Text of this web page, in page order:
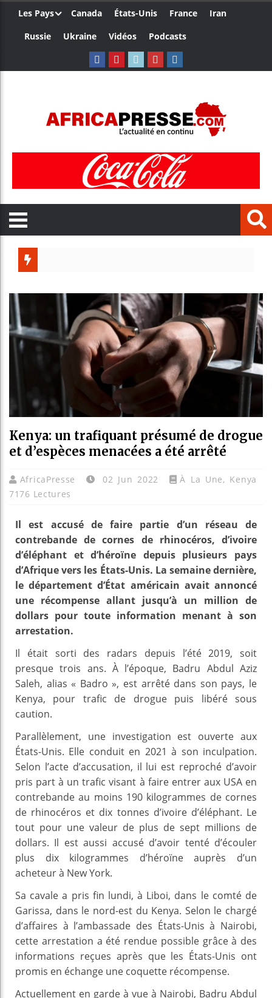
Les Pays Canada États-Unis France
Iran
Russie
Ukraine Vidéos Podcasts
Bénin
Kenya: un trafiquant présumé de drogue
et d’espèces menacées a été arrêté
AfricaPresse 02 Jun 2022 À La Une, Kenya
7176 Lectures
Il est accusé de faire partie d’un réseau de
contrebande de cornes de rhinocéros, d’ivoire
d’éléphant et d’héroïne depuis plusieurs pays
d’Afrique vers les États-Unis. La semaine dernière,
le département d’État américain avait annoncé
une récompense allant jusqu’à un million de
dollars pour toute information menant à son
arrestation.
Il était sorti des radars depuis l’été 2019, soit
presque trois ans. À l’époque, Badru Abdul Aziz
Saleh, alias « Badro », est arrêté dans son pays, le
Kenya, pour trafic de drogue puis libéré sous
caution.
Parallèlement, une investigation est ouverte aux
États-Unis. Elle conduit en 2021 à son inculpation.
Selon l’acte d’accusation, il lui est reproché d’avoir
pris part à un trafic visant à faire entrer aux USA en
contrebande au moins 190 kilogrammes de cornes
de rhinocéros et dix tonnes d’ivoire d’éléphant. Le
tout pour une valeur de plus de sept millions de
dollars. Il est aussi accusé d’avoir tenté d’écouler
plus dix kilogrammes d’héroïne auprès d’un
acheteur à New York.
Sa cavale a pris fin lundi, à Liboi, dans le comté de
Garissa, dans le nord-est du Kenya. Selon le chargé
d’affaires à l’ambassade des États-Unis à Nairobi,
cette arrestation a été rendue possible grâce à des
informations reçues après que les États-Unis ont
promis en échange une coquette récompense.
Actuellement en garde à vue à Nairobi, Badru Abdul